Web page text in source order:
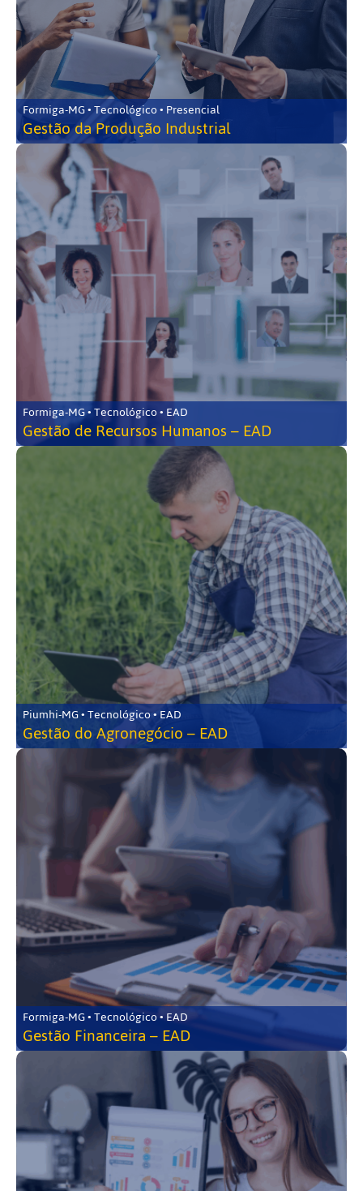
Formiga-MG • Tecnológico • Presencial
Gestão da Produção Industrial
Formiga-MG • Tecnológico • EAD
Gestão de Recursos Humanos – EAD
Piumhi-MG • Tecnológico • EAD
Gestão do Agronegócio – EAD
Formiga-MG • Tecnológico • EAD
Gestão Financeira – EAD